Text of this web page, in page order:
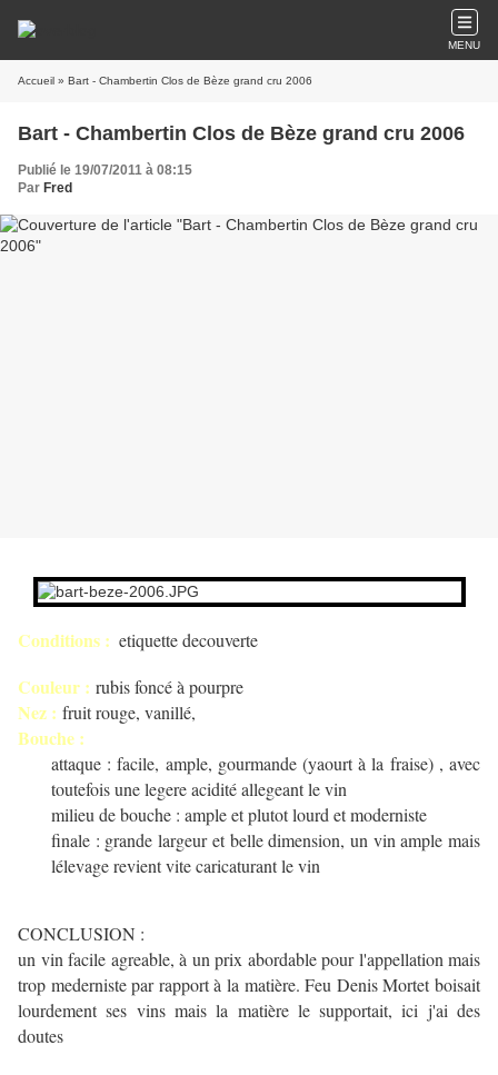
MENU
Accueil » Bart - Chambertin Clos de Bèze grand cru 2006
Bart - Chambertin Clos de Bèze grand cru 2006
Publié le 19/07/2011 à 08:15
Par Fred
Conditions : etiquette decouverte
Couleur : rubis foncé à pourpre
Nez : fruit rouge, vanillé,
Bouche :
attaque : facile, ample, gourmande (yaourt à la fraise) , avec
toutefois une legere acidité allegeant le vin
milieu de bouche : ample et plutot lourd et moderniste
finale : grande largeur et belle dimension, un vin ample mais
lélevage revient vite caricaturant le vin
CONCLUSION :
un vin facile agreable, à un prix abordable pour l'appellation mais
trop mederniste par rapport à la matière. Feu Denis Mortet boisait
lourdement ses vins mais la matière le supportait, ici j'ai des
doutes